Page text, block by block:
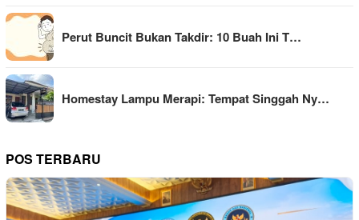
Perut Buncit Bukan Takdir: 10 Buah Ini T…
Homestay Lampu Merapi: Tempat Singgah Ny…
POS TERBARU